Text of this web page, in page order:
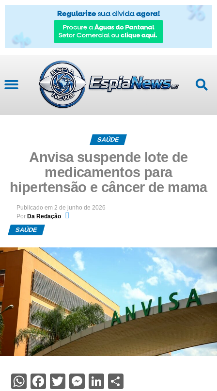
SAÚDE
Anvisa suspende lote de
medicamentos para
hipertensão e câncer de mama
Publicado em 2 de junho de 2026
Por Da Redação
SAÚDE
WhatsApp
Facebook
Twitter
Messenger
LinkedIn
Share